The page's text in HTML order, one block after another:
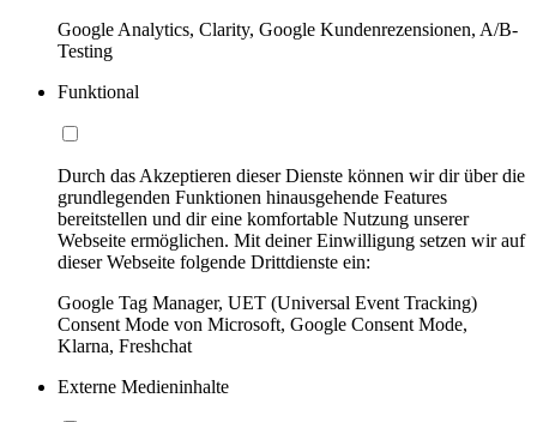
Google Analytics, Clarity, Google Kundenrezensionen, A/B-
Testing
Funktional
Durch das Akzeptieren dieser Dienste können wir dir über die
grundlegenden Funktionen hinausgehende Features
bereitstellen und dir eine komfortable Nutzung unserer
Webseite ermöglichen. Mit deiner Einwilligung setzen wir auf
dieser Webseite folgende Drittdienste ein:
Google Tag Manager, UET (Universal Event Tracking)
Consent Mode von Microsoft, Google Consent Mode,
Klarna, Freshchat
Externe Medieninhalte